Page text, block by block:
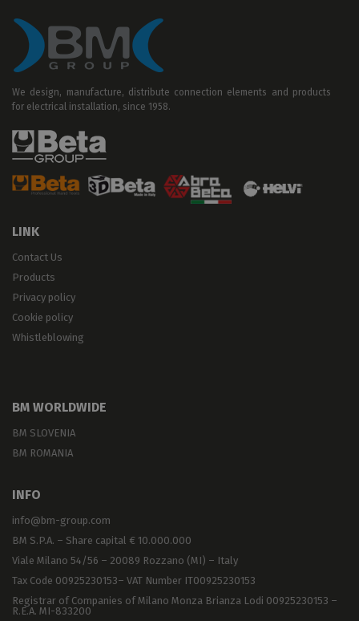
We design, manufacture, distribute connection elements and products
for electrical installation, since 1958.
LINK
Contact Us
Products
Privacy policy
Cookie policy
Whistleblowing
BM WORLDWIDE
BM SLOVENIA
BM ROMANIA
INFO
info@bm-group.com
BM S.P.A. – Share capital € 10.000.000
Viale Milano 54/56 – 20089 Rozzano (MI) – Italy
Tax Code 00925230153– VAT Number IT00925230153
Registrar of Companies of Milano Monza Brianza Lodi 00925230153 –
R.E.A. MI-833200